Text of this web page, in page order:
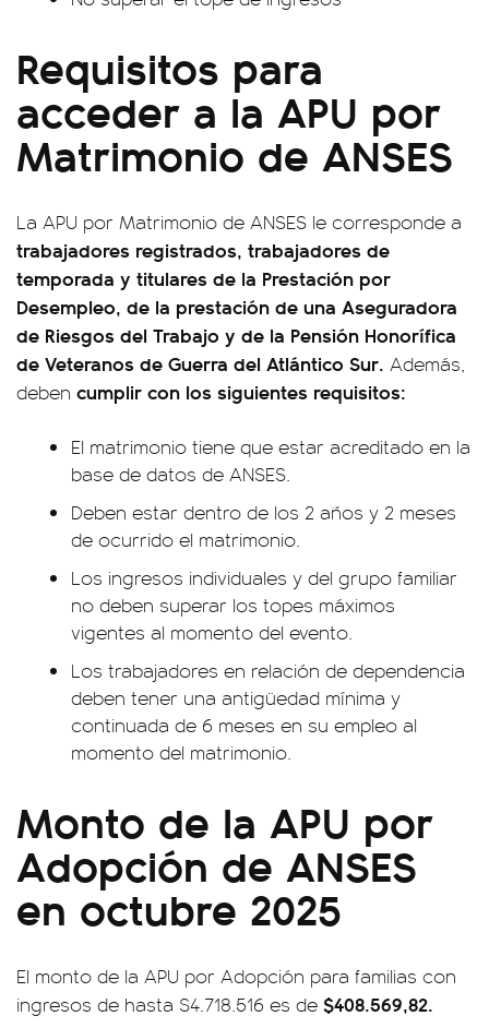
Requisitos para
acceder a la APU por
Matrimonio de ANSES
La APU por Matrimonio de ANSES le corresponde a
trabajadores registrados, trabajadores de
temporada y titulares de la Prestación por
Desempleo, de la prestación de una Aseguradora
de Riesgos del Trabajo y de la Pensión Honorífica
de Veteranos de Guerra del Atlántico Sur. Además,
deben cumplir con los siguientes requisitos:
El matrimonio tiene que estar acreditado en la
base de datos de ANSES.
Deben estar dentro de los 2 años y 2 meses
de ocurrido el matrimonio.
Los ingresos individuales y del grupo familiar
no deben superar los topes máximos
vigentes al momento del evento.
Los trabajadores en relación de dependencia
deben tener una antigüedad mínima y
continuada de 6 meses en su empleo al
momento del matrimonio.
Monto de la APU por
Adopción de ANSES
en octubre 2025
El monto de la APU por Adopción para familias con
ingresos de hasta $4.718.516 es de $408.569,82.